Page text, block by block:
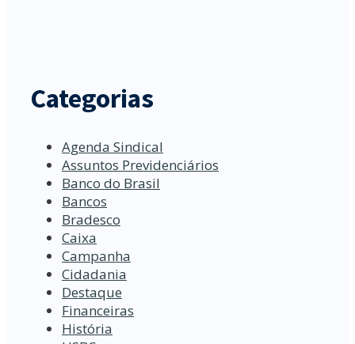
Categorias
Agenda Sindical
Assuntos Previdenciários
Banco do Brasil
Bancos
Bradesco
Caixa
Campanha
Cidadania
Destaque
Financeiras
História